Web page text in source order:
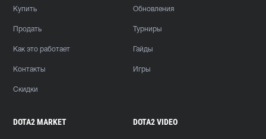
Купить
Продать
Как это работает
Контакты
Скидки
Обновления
Турниры
Гайды
Игры
DOTA2 MARKET DOTA2 VIDEO